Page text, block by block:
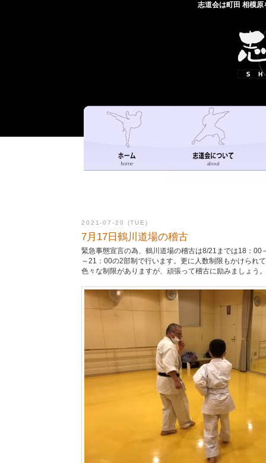
志道会は町田 相模
2021-07-20 (TUE)
7月17日鶴川道場の稽古
緊急事態宣言の為、鶴川道場の稽古は8/21までは18：00
～21：00の2部制で行います。更に人数制限もかけられ
色々な制限がありますが、頑張って稽古に励みましょう。